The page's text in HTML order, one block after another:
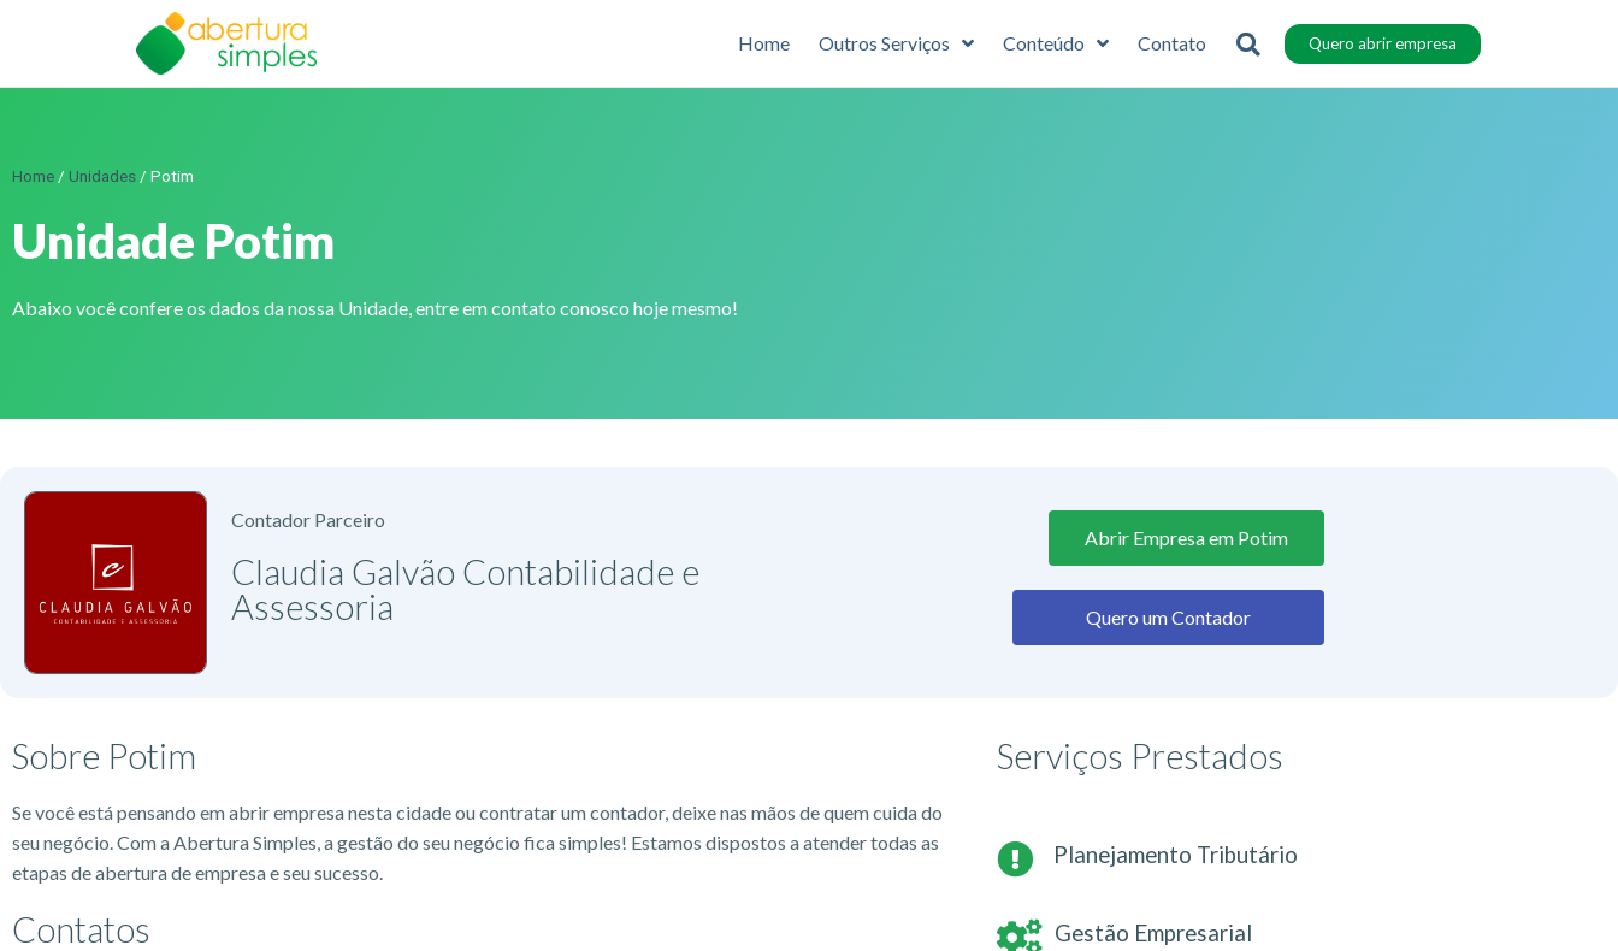
Home Outros Serviços Conteúdo Contato Quero abrir empresa
Home / Unidades / Potim
Unidade Potim
Abaixo você confere os dados da nossa Unidade, entre em contato conosco hoje mesmo!
Contador Parceiro
Claudia Galvão Contabilidade e
Assessoria
Abrir Empresa em Potim
Quero um Contador
Sobre Potim
Se você está pensando em abrir empresa nesta cidade ou contratar um contador, deixe nas mãos de quem cuida do
seu negócio. Com a Abertura Simples, a gestão do seu negócio fica simples! Estamos dispostos a atender todas as
etapas de abertura de empresa e seu sucesso.
Contatos
Serviços Prestados
Planejamento Tributário
Gestão Empresarial